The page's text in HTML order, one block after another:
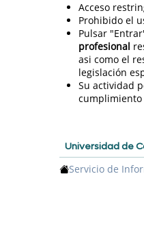
Acceso
Prohibido el
Pulsar
profesional
asi como el
legislación
Su actividad
cumplimiento
Universidad de
Servicio de